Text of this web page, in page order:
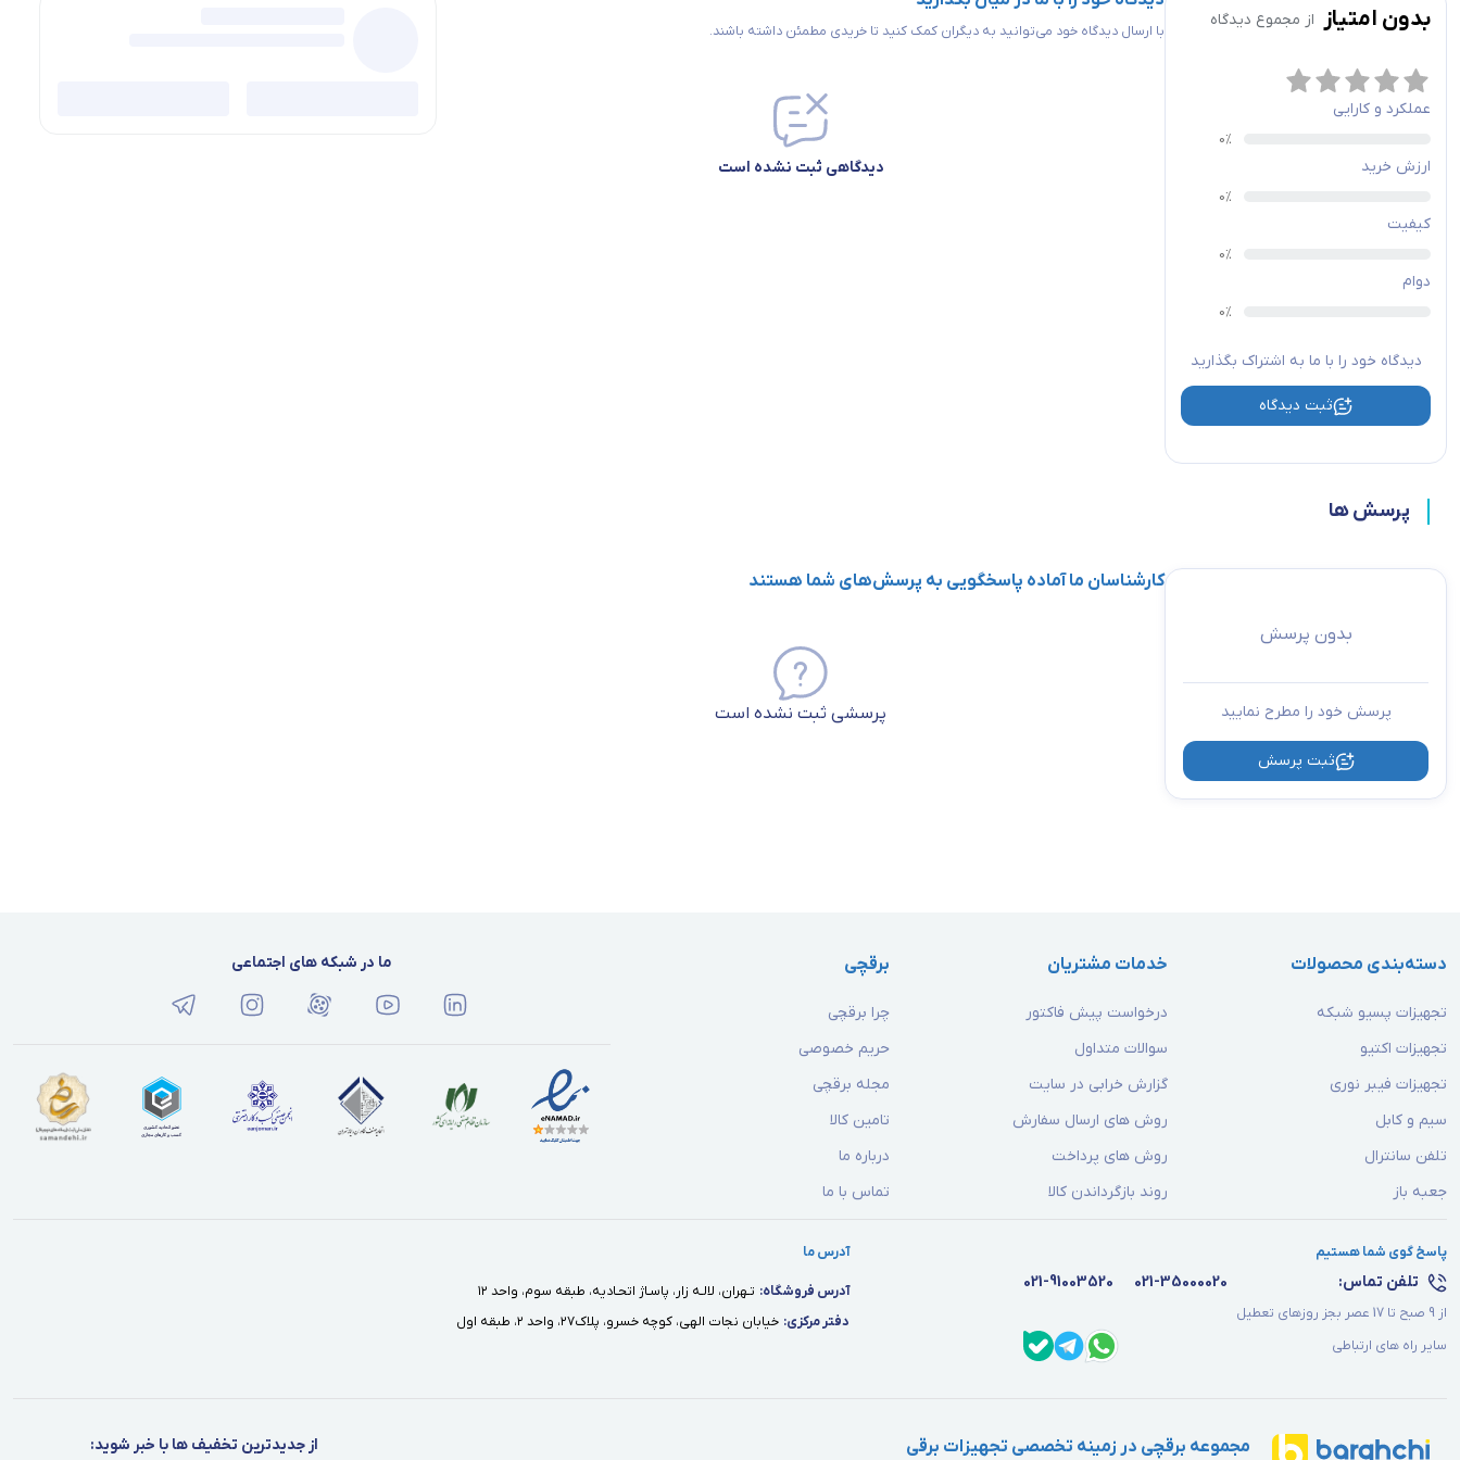
بدون امتیاز از مجموع دیدگاه
عملکرد و کارایی
ارزش خرید
کیفیت
دوام
دیدگاه خود را با ما به اشتراک بگذارید
ثبت دیدگاه
با ارسال دیدگاه خود می‌توانید به دیگران کمک کنید تا خریدی مطمئن داشته باشند.
دیدگاهی ثبت نشده است
پرسش ها
بدون پرسش
پرسش خود را مطرح نمایید
ثبت پرسش
کارشناسان ما آماده پاسخگویی به پرسش‌های شما هستند
پرسشی ثبت نشده است
دسته‌بندی محصولات
تجهیزات پسیو شبکه
تجهیزات اکتیو
تجهیزات فیبر نوری
سیم و کابل
تلفن سانترال
جعبه باز
خدمات مشتریان
درخواست پیش فاکتور
سوالات متداول
گزارش خرابی در سایت
روش های ارسال سفارش
روش های پرداخت
روند بازگرداندن کالا
برقچی
چرا برقچی
حریم خصوصی
مجله برقچی
تامین کالا
درباره ما
تماس با ما
ما در شبکه های اجتماعی
پاسخ گوی شما هستیم
تلفن تماس:
از 9 صبح تا 17 عصر بجز روزهای تعطیل
021-35000020
021-91003520
سایر راه های ارتباطی
آدرس ما
آدرس فروشگاه: تـهران، لالـه زار، پاسـاژ اتحـاديه، طبقه سوم، واحد ١٢
دفتر مركزى: خيابان نجات الهى، كوچه خسرو، پلاك٢٧، واحد ٢، طبقه اول
مجموعه برقچی در زمینه تخصصی تجهیزات برقی از جدیدترین تخفیف ها با خبر شوید: